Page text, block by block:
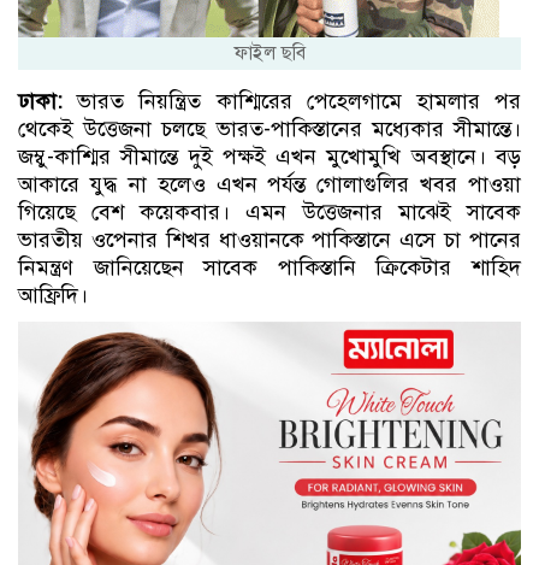
ফাইল ছবি
ঢাকা:ভারত নিয়ন্ত্রিত কাশ্মিরের পেহেলগামে হামলার পর
থেকেই উত্তেজনা চলছে ভারত-পাকিস্তানের মধ্যেকার সীমান্তে।
জম্বু-কাশ্মির সীমান্তে দুই পক্ষই এখন মুখোমুখি অবস্থানে। বড়
আকারে যুদ্ধ না হলেও এখন পর্যন্ত গোলাগুলির খবর পাওয়া
গিয়েছে বেশ কয়েকবার। এমন উত্তেজনার মাঝেই সাবেক
ভারতীয় ওপেনার শিখর ধাওয়ানকে পাকিস্তানে এসে চা পানের
নিমন্ত্রণ জানিয়েছেন সাবেক পাকিস্তানি ক্রিকেটার শাহিদ
আফ্রিদি।